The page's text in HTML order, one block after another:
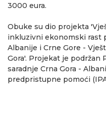
3000 eura.
Obuke su dio projekta
inkluzivni ekonomski rast
Albanije i Crne Gore -
Gora'. Projekat je podržan
saradnje Crna Gora -
predpristupne pomoći